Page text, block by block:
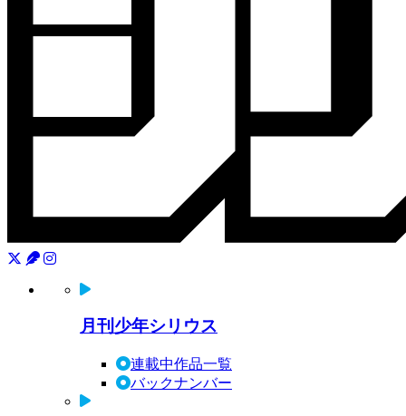
月刊少年シリウス
連載中作品一覧
バックナンバー